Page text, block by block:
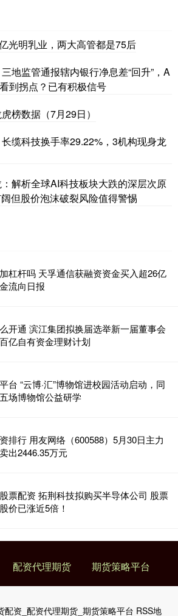
光明乳业，两大高管都是75后
地监管通报辖内银行净息差“回升”，A
到拐点？已有积极信号
榜数据（7月29日）
缆科技换手率29.22%，3机构现身龙
解析全球AI科技板块大跌的深层次原
但股价泡沫破裂风险值得警惕
杠杆吗 天孚通信获融资资金买入超26亿
流向日报
开通 滨江集团拟换届选举新一届董事会
亿自有资金理财计划
台 “云博·汇”博物馆进校园活动启动，同
场博物馆公益研学
排行 用友网络（600588）5月30日主力
出2446.35万元
票配资 拓荆科技拟购买半导体公司 股票
价已涨近5倍！
配资代理期货 期货策略平台
配资_配资代理期货_期货策略平台 RSS地